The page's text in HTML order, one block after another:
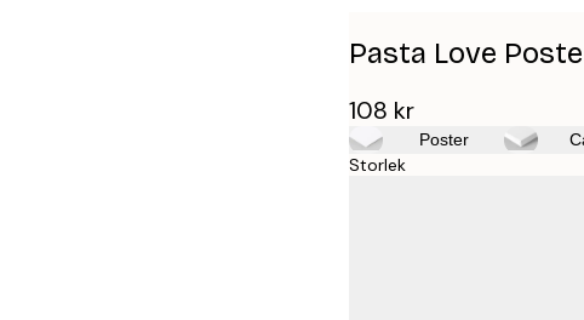
Pasta Love
108 kr
Poster
Storlek